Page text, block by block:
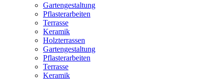
Gartengestaltung
Pflasterarbeiten
Terrasse
Keramik
Holzterrassen
Gartengestaltung
Pflasterarbeiten
Terrasse
Keramik